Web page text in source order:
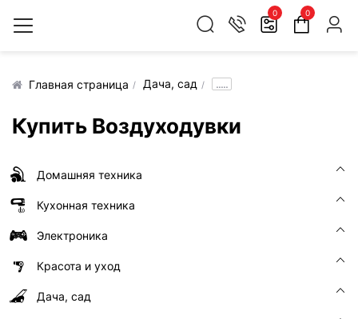
0 0
Главная страница Дача, сад .....
Купить Воздуходувки
Домашняя техника
Кухонная техника
Электроника
Красота и уход
Дача, сад